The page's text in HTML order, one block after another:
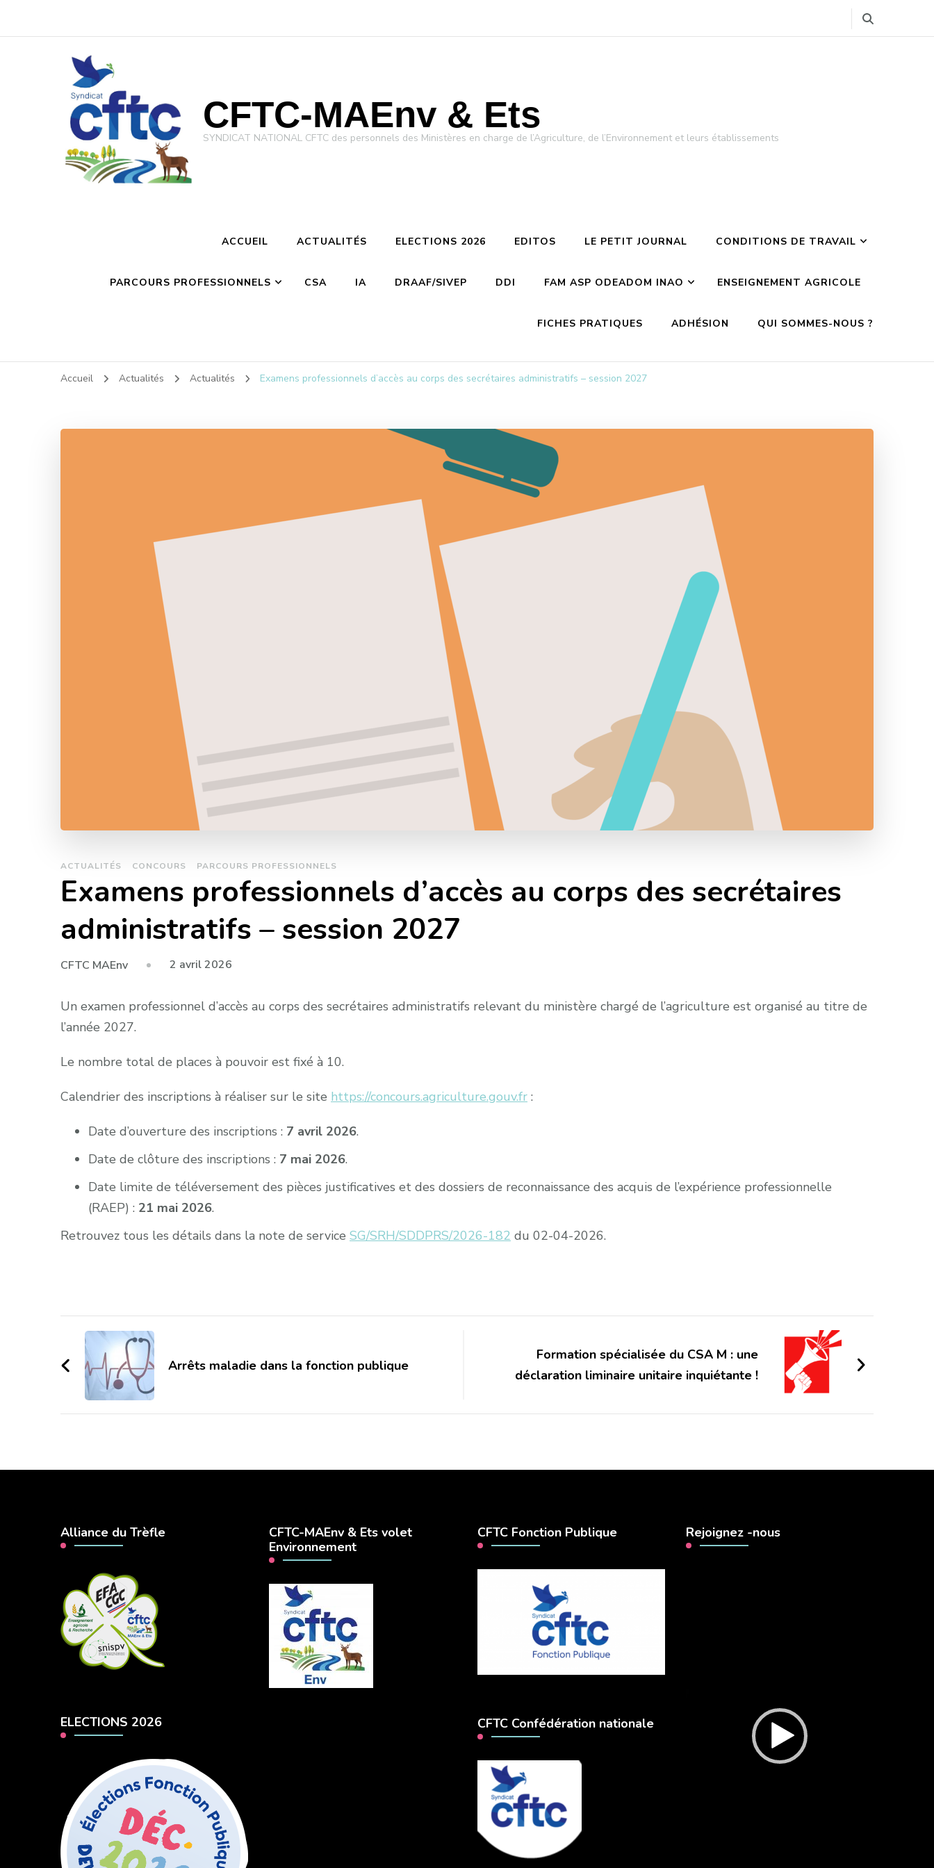
CFTC-MAEnv & Ets
SYNDICAT NATIONAL CFTC des personnels des Ministères en charge de l’Agriculture, de l’Environnement et leurs établissements
ACCUEIL ACTUALITÉS ELECTIONS 2026 EDITOS LE PETIT JOURNAL CONDITIONS DE TRAVAIL
PARCOURS PROFESSIONNELS CSA IA DRAAF/SIVEP DDI FAM ASP ODEADOM INAO ENSEIGNEMENT AGRICOLE
FICHES PRATIQUES ADHÉSION QUI SOMMES-NOUS ?
Accueil Actualités Actualités Examens professionnels d’accès au corps des secrétaires administratifs – session 2027
ACTUALITÉS CONCOURS PARCOURS PROFESSIONNELS
Examens professionnels d’accès au corps des secrétaires
administratifs – session 2027
CFTC MAEnv 2 avril 2026
Un examen professionnel d’accès au corps des secrétaires administratifs relevant du ministère chargé de l’agriculture est organisé au titre de
l’année 2027.
Le nombre total de places à pouvoir est fixé à 10.
Calendrier des inscriptions à réaliser sur le site https://concours.agriculture.gouv.fr :
Date d’ouverture des inscriptions : 7 avril 2026.
Date de clôture des inscriptions : 7 mai 2026.
Date limite de téléversement des pièces justificatives et des dossiers de reconnaissance des acquis de l’expérience professionnelle
(RAEP) : 21 mai 2026.
Retrouvez tous les détails dans la note de service SG/SRH/SDDPRS/2026-182 du 02-04-2026.
Navigation
d'article
Arrêts maladie dans la fonction publique
Formation spécialisée du CSA M : une
déclaration liminaire unitaire inquiétante !
Alliance du Trèfle
ELECTIONS 2026
CFTC-MAEnv & Ets volet
Environnement
CFTC Fonction Publique
CFTC Confédération nationale
Rejoignez -nous